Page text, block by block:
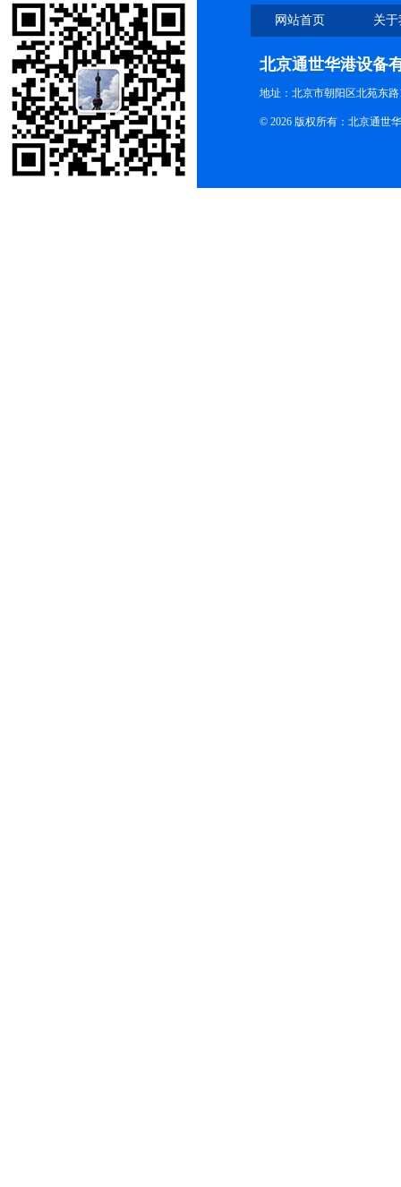
网站首页 关
北京通世华港设备
地址：北京市朝阳区北苑东路
© 2026 版权所有：北京通世